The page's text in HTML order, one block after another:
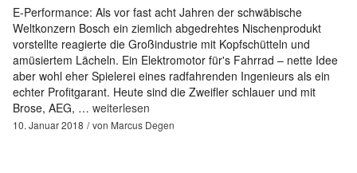
E-Performance: Als vor fast acht Jahren der schwäbische
Weltkonzern Bosch ein ziemlich abgedrehtes Nischenprodukt
vorstellte reagierte die Großindustrie mit Kopfschütteln und
amüsiertem Lächeln. Ein Elektromotor für's Fahrrad – nette Idee
aber wohl eher Spielerei eines radfahrenden Ingenieurs als ein
echter Profitgarant. Heute sind die Zweifler schlauer und mit
Brose, AEG, … weiterlesen
10. Januar 2018 von Marcus Degen